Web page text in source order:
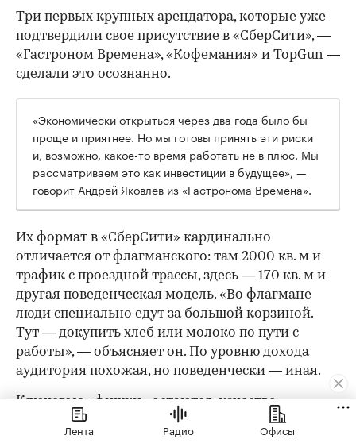
Три первых крупных арендатора, которые уже
подтвердили свое присутствие в «СберСити», —
«Гастроном Времена», «Кофемания» и TopGun —
сделали это осознанно.
«Экономически открыться через два года было бы
проще и приятнее. Но мы готовы принять эти риски
и, возможно, какое-то время работать не в плюс. Мы
рассматриваем это как инвестиции в будущее», —
говорит Андрей Яковлев из «Гастронома Времена».
Их формат в «СберСити» кардинально
отличается от флагманского: там 2000 кв. м и
трафик с проездной трассы, здесь — 170 кв. м и
другая поведенческая модель. «Во флагмане
люди специально едут за большой корзиной.
Тут — докупить хлеб или молоко по пути с
работы», — объясняет он. По уровню дохода
аудитория похожая, но поведенчески — иная.
Ключевые «фишки» остаются: качество
собственного производства, кулинария, готовая
еда и полуфабрикаты — но ассортимент будет
Лента Радио Офисы